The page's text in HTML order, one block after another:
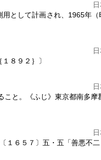
として計画され、1965年（
８９２｝〕
こと。《ふじ》東京都南多摩
１６５７〕五・五「善悪不二